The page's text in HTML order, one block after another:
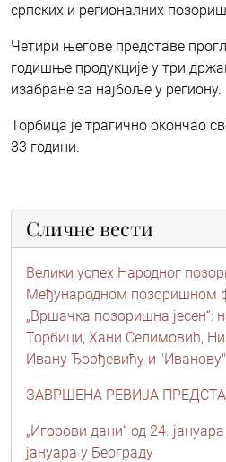
српских и регионалних
Четири његове представе
годишње продукције у три
изабране за најбоље у региону.
Торбица је трагично окончао
33 години.
Сличне вести
Велики успех Народног
Међународном позоришном
„Вршачка позоришна јесен“:
Торбици, Хани Селимовић,
Ивану Ђорђевићу и "Иванову"
ЗАВРШЕНА РЕВИЈА
„Игорови дани“ од 24.
јануара у Београду